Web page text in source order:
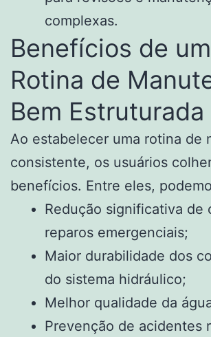
complexas.
Benefícios de
Rotina de
Bem Estruturada
Ao estabelecer uma rotina de
consistente, os usuários
benefícios. Entre eles,
Redução significativa de
reparos emergenciais;
Maior durabilidade dos
do sistema hidráulico;
Melhor qualidade da
Prevenção de acidentes